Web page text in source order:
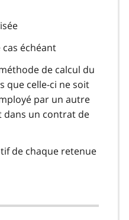
cas échéant
de calcul du
que celle-ci ne soit
par un autre
dans un contrat de
de chaque retenue